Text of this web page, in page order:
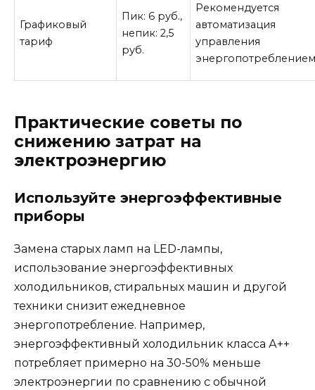
Графиковый
тариф
Пик: 6 руб.,
непик: 2,5
руб.
Рекомендуется
автоматизация
управления
Практические советы по
снижению затрат на
электроэнергию
Используйте энергоэффективные
приборы
Замена старых ламп на LED-лампы,
использование энергоэффективных
холодильников, стиральных машин и другой
техники снизит ежедневное
энергопотребление. Например,
энергоэффективный холодильник класса А++
потребляет примерно на 30-50% меньше
электроэнергии по сравнению с обычной